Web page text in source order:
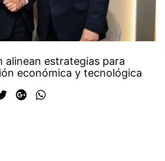
alinean estrategias para
económica y tecnológica